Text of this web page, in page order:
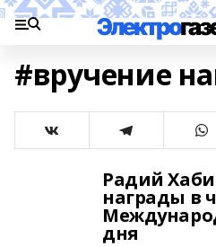
#вручение
Радий
награды в
дня